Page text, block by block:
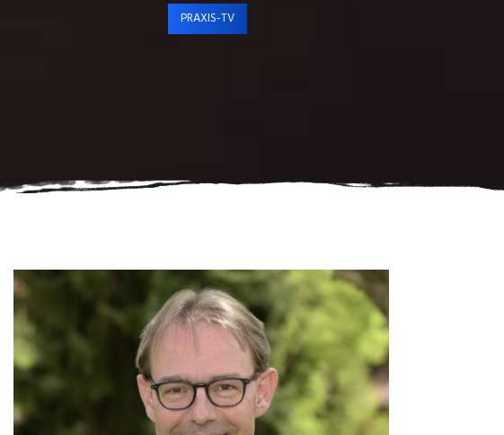
PRAXIS-TV